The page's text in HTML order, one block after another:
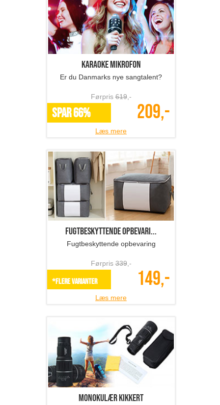
Karaoke mikrofon
Er du Danmarks nye sangtalent?
Førpris619,-
SPAR 66% 209,-
Læs mere
Fugtbeskyttende opbevari...
Fugtbeskyttende opbevaring
Førpris339,-
*Flere varianter 149,-
Læs mere
Monokulær kikkert